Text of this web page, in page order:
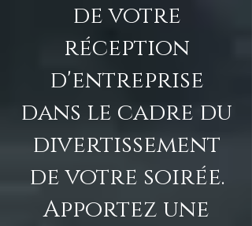
de votre
réception
d'entreprise
dans le cadre du
divertissement
de votre soirée.
Apportez une